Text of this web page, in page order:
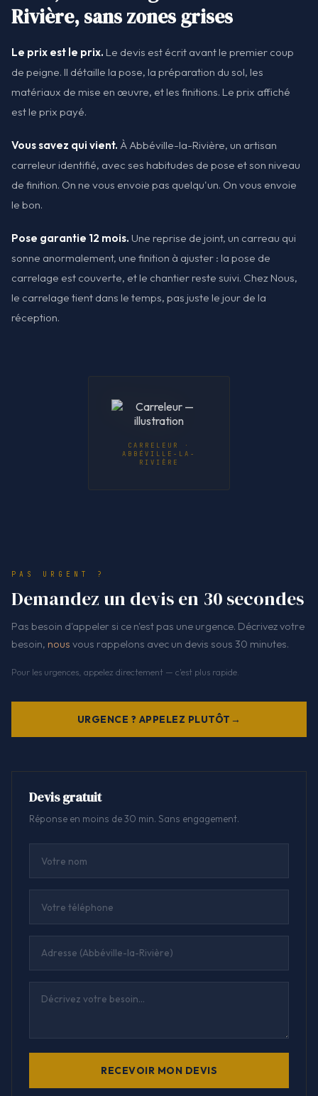
Rivière, sans zones grises
Le prix est le prix. Le devis est écrit avant le premier coup
de peigne. Il détaille la pose, la préparation du sol, les
matériaux de mise en œuvre, et les finitions. Le prix affiché
est le prix payé.
Vous savez qui vient. À Abbéville-la-Rivière, un artisan
carreleur identifié, avec ses habitudes de pose et son niveau
de finition. On ne vous envoie pas quelqu'un. On vous envoie
le bon.
Pose garantie 12 mois. Une reprise de joint, un carreau qui
sonne anormalement, une finition à ajuster : la pose de
carrelage est couverte, et le chantier reste suivi. Chez Nous,
le carrelage tient dans le temps, pas juste le jour de la
réception.
CARRELEUR ·
ABBÉVILLE-LA-
RIVIÈRE
PAS URGENT ?
Demandez un devis en 30 secondes
Pas besoin d'appeler si ce n'est pas une urgence. Décrivez votre
besoin, nous vous rappelons avec un devis sous 30 minutes.
Pour les urgences, appelez directement — c'est plus rapide.
URGENCE ? APPELEZ PLUTÔT
Devis gratuit
Réponse en moins de 30 min. Sans engagement.
RECEVOIR MON DEVIS